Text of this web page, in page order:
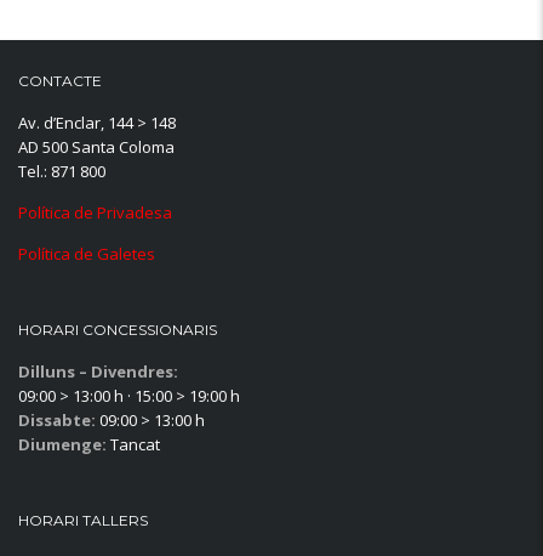
CONTACTE
Av. d’Enclar, 144 > 148
AD 500 Santa Coloma
Tel.: 871 800
Política de Privadesa
Política de Galetes
HORARI CONCESSIONARIS
Dilluns – Divendres:
09:00 > 13:00 h · 15:00 > 19:00 h
Dissabte: 09:00 > 13:00 h
Diumenge: Tancat
HORARI TALLERS